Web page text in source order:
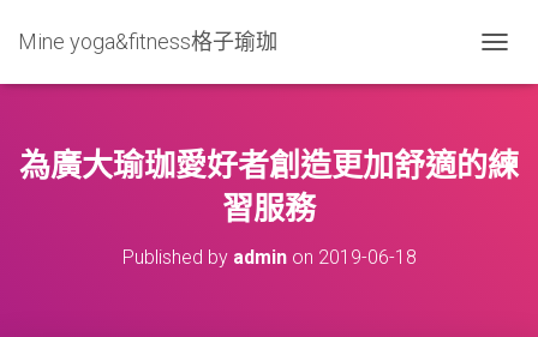
Mine yoga&fitness格子瑜珈
O
L
E
為廣大瑜珈愛好者創造更加舒適的練
習服務
Published by adminon 2019-06-18